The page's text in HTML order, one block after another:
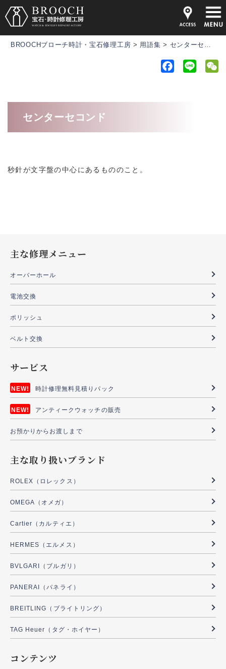
BROOCHブローチ時計・宝石修理工房 > 用語集 > センターセコンド
センターセコンド
秒針が文字盤の中心にあるもののこと。
主な修理メニュー
オーバーホール
電池交換
ポリッシュ
ベルト交換
サービス
時計修理無料見積りパック
アンティークウォッチの販売
お預かりからお渡しまで
主な取り扱いブランド
ROLEX（ロレックス）
OMEGA（オメガ）
Cartier（カルティエ）
HERMES（エルメス）
BVLGARI（ブルガリ）
PANERAI（パネライ）
BREITLING（ブライトリング）
TAG Heuer（タグ・ホイヤー）
コンテンツ